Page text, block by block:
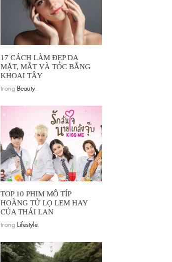
17 CÁCH LÀM ĐẸP DA
MẶT, MẮT VÀ TÓC BẰNG
KHOAI TÂY
trong Beauty.
TOP 10 PHIM MÔ TÍP
HOÀNG TỬ LỌ LEM HAY
CỦA THÁI LAN
trong Lifestyle